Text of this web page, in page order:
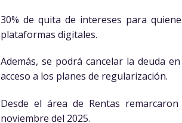
30% de quita de intereses para
plataformas digitales.
Además, se podrá cancelar la deuda
acceso a los planes de regularización.
Desde el área de Rentas
noviembre del 2025.